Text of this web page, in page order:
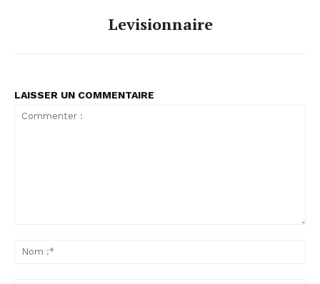
Levisionnaire
LAISSER UN COMMENTAIRE